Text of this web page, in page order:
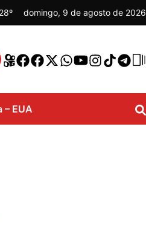
28º domingo, 9 de agosto de 2026
– EUA